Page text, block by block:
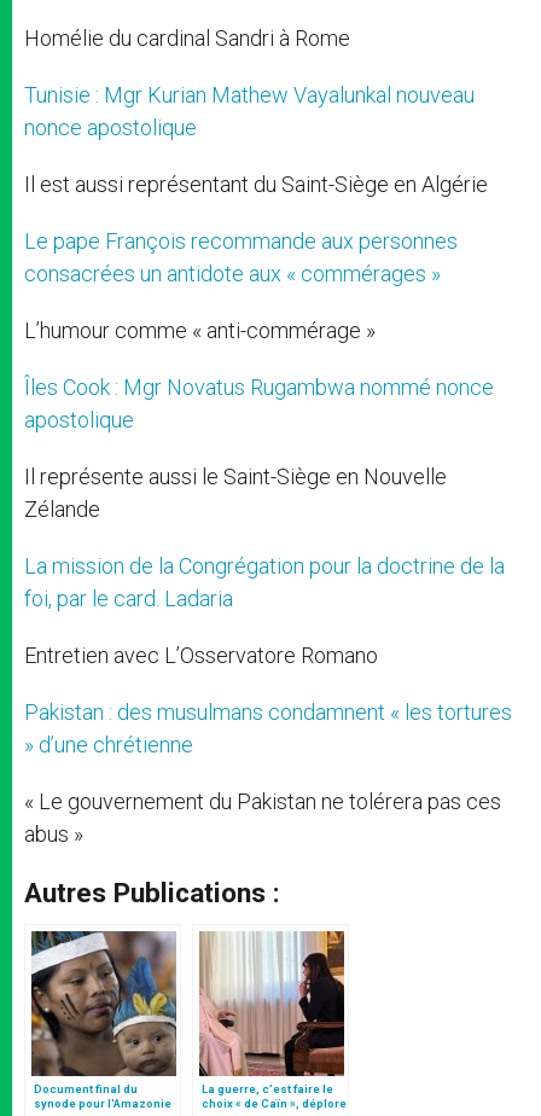
Homélie du cardinal Sandri à Rome
Tunisie : Mgr Kurian Mathew Vayalunkal nouveau
nonce apostolique
Il est aussi représentant du Saint-Siège en Algérie
Le pape François recommande aux personnes
consacrées un antidote aux « commérages »
L’humour comme « anti-commérage »
Îles Cook : Mgr Novatus Rugambwa nommé nonce
apostolique
Il représente aussi le Saint-Siège en Nouvelle
Zélande
La mission de la Congrégation pour la doctrine de la
foi, par le card. Ladaria
Entretien avec L’Osservatore Romano
Pakistan : des musulmans condamnent « les tortures
» d’une chrétienne
« Le gouvernement du Pakistan ne tolérera pas ces
abus »
Autres Publications :
Document final du
synode pour l'Amazonie
La guerre, c’est faire le
choix « de Caïn », déplore